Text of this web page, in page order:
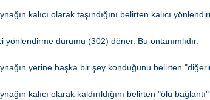
kalıcı olarak taşındığını belirten kalıcı
yönlendirme durumu (302) döner. Bu öntanımlıdır.
yerine başka bir şey konduğunu belirten
kalıcı olarak kaldırıldığını belirten "ölü